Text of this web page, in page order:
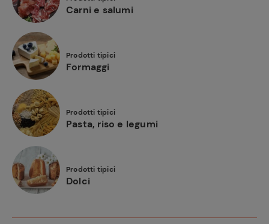
Carni e salumi
Prodotti tipici
Formaggi
Prodotti tipici
Pasta, riso e legumi
Prodotti tipici
Dolci